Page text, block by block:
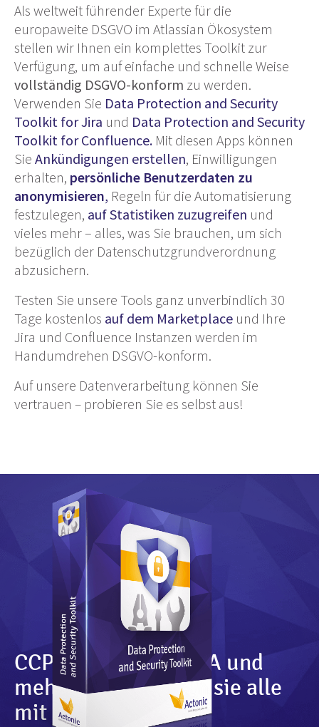
Als weltweit führender Experte für die
europaweite DSGVO im Atlassian Ökosystem
stellen wir Ihnen ein komplettes Toolkit zur
Verfügung, um auf einfache und schnelle Weise
vollständig DSGVO-konform zu werden.
Verwenden Sie Data Protection and Security
Toolkit for Jira und Data Protection and Security
Toolkit for Confluence. Mit diesen Apps können
Sie Ankündigungen erstellen, Einwilligungen
erhalten, persönliche Benutzerdaten zu
anonymisieren, Regeln für die Automatisierung
festzulegen, auf Statistiken zuzugreifen und
vieles mehr – alles, was Sie brauchen, um sich
bezüglich der Datenschutzgrundverordnung
abzusichern.
Testen Sie unsere Tools ganz unverbindlich 30
Tage kostenlos auf dem Marketplace und Ihre
Jira und Confluence Instanzen werden im
Handumdrehen DSGVO-konform.
Auf unsere Datenverarbeitung können Sie
vertrauen – probieren Sie es selbst aus!
CCPA, DSGVO, HIPAA und
mehr: Verwalten Sie sie alle
mit Leichtigkeit!